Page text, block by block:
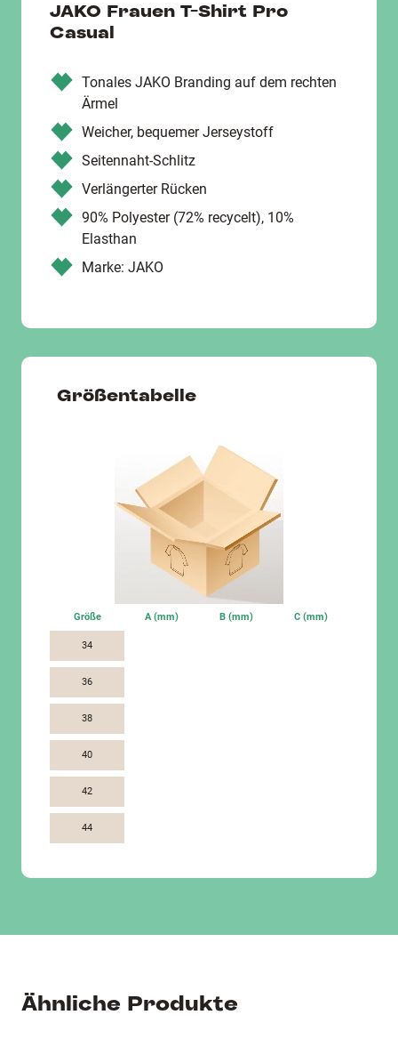
JAKO Frauen T-Shirt Pro
Casual
Tonales JAKO Branding auf dem rechten
Ärmel
Weicher, bequemer Jerseystoff
Seitennaht-Schlitz
Verlängerter Rücken
90% Polyester (72% recycelt), 10%
Elasthan
Marke: JAKO
Größentabelle
Größe A (mm) B (mm) C (mm)
34
36
38
40
42
44
Ähnliche Produkte